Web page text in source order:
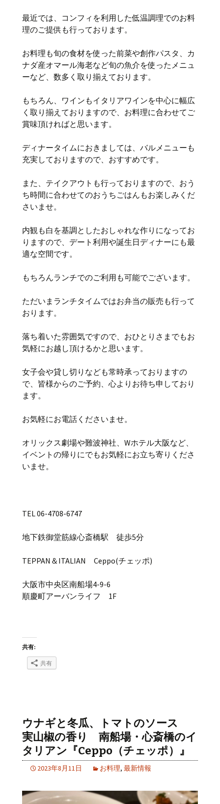
最近では、コンフィを利用した低温調理でのお料
理のご提供も行っております。
お料理も旬の食材を使った前菜や創作パスタ、カ
ナダ産オマール海老など旬の魚介を使ったメニュ
ーなど、数多く取り揃えております。
もちろん、ワインもイタリアワインを中心に幅広
く取り揃えておりますので、お料理に合わせてご
賞味頂ければと思います。
ディナータイムにおきましては、バルメニューも
充実しておりますので、おすすめです。
また、テイクアウトも行っておりますので、おう
ち時間に合わせてのおうちごはんもお楽しみくだ
さいませ。
内観も白を基調としたおしゃれな作りになってお
りますので、デート利用や誕生日ディナーにも最
適な空間です。
もちろんランチでのご利用も可能でございます。
ただいまランチタイムではお弁当の販売も行って
おります。
落ち着いた雰囲気ですので、おひとりさまでもお
気軽にお越し頂けるかと思います。
女子会や貸し切りなども常時承っておりますの
で、皆様からのご予約、心よりお待ち申しており
ます。
お気軽にお電話くださいませ。
オリックス劇場や難波神社、Wホテル大阪など、
イベントの帰りにでもお気軽にお立ち寄りくださ
いませ。
TEL 06-4708-6747
地下鉄御堂筋線心斎橋駅 徒歩5分
TEPPAN＆ITALIAN Ceppo(チェッポ)
大阪市中央区南船場4-9-6
順慶町アーバンライフ 1F
共有:
共有
ウナギと冬瓜、トマトのソース
実山椒の香り 南船場・心斎橋のイ
タリアン『Ceppo（チェッポ）』
2023年8月11日 お料理, 最新情報